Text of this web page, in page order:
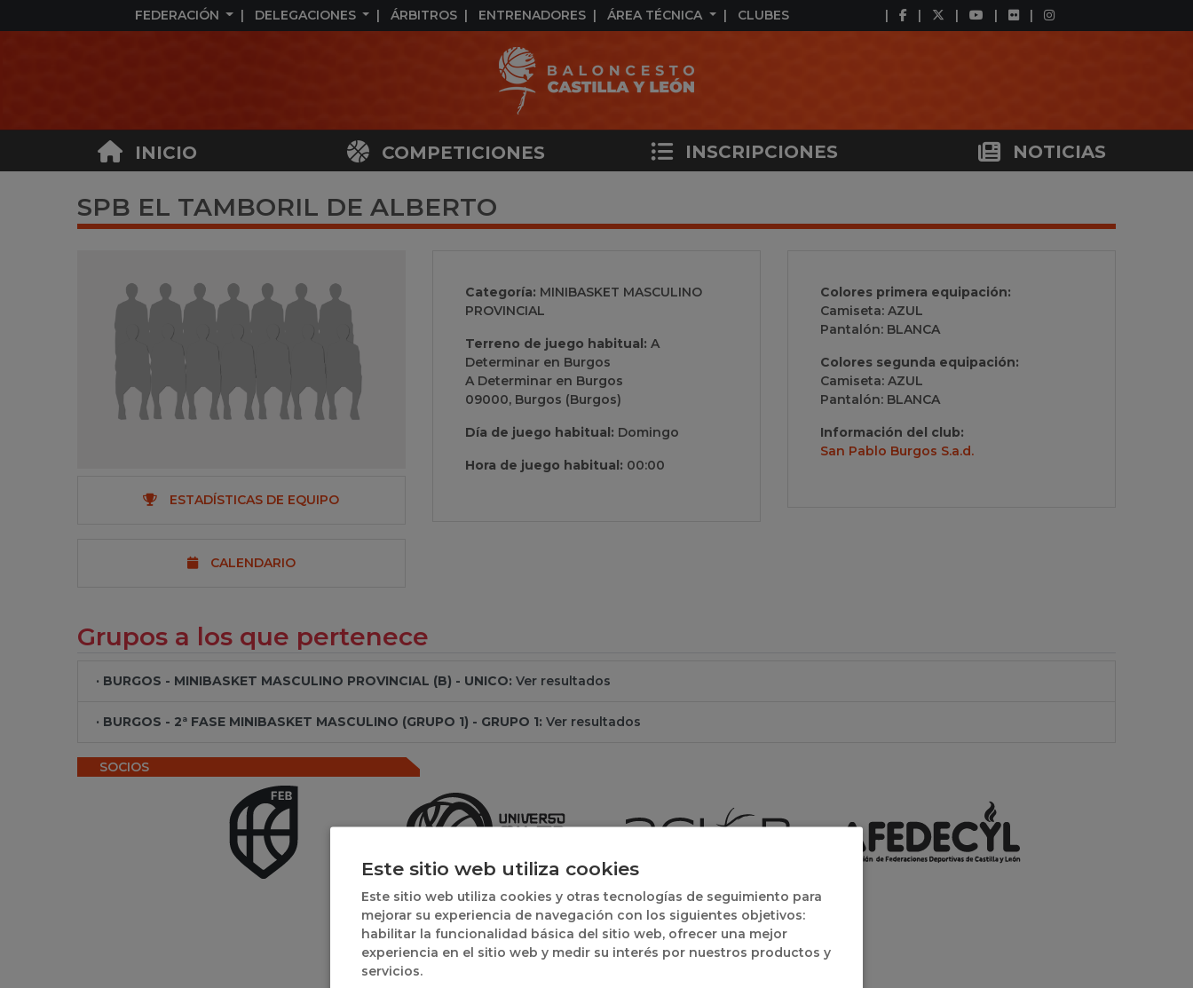
FEDERACIÓN DELEGACIONES ÁRBITROS ENTRENADORES ÁREA TÉCNICA CLUBES
INICIO COMPETICIONES INSCRIPCIONES NOTICIAS
SPB EL TAMBORIL DE ALBERTO
ESTADÍSTICAS DE EQUIPO
CALENDARIO
Categoría: MINIBASKET MASCULINO
PROVINCIAL
Terreno de juego habitual: A
Determinar en Burgos
A Determinar en Burgos
09000, Burgos (Burgos)
Día de juego habitual: Domingo
Hora de juego habitual: 00:00
Colores primera equipación:
Camiseta: AZUL
Pantalón: BLANCA
Colores segunda equipación:
Camiseta: AZUL
Pantalón: BLANCA
Información del club:
San Pablo Burgos S.a.d.
Grupos a los que pertenece
· BURGOS - MINIBASKET MASCULINO PROVINCIAL (B) - UNICO: Ver resultados
· BURGOS - 2ª FASE MINIBASKET MASCULINO (GRUPO 1) - GRUPO 1: Ver resultados
SOCIOS
Este sitio web utiliza cookies
Este sitio web utiliza cookies y otras tecnologías de seguimiento para
mejorar su experiencia de navegación con los siguientes objetivos:
habilitar la funcionalidad básica del sitio web, ofrecer una mejor
experiencia en el sitio web y medir su interés por nuestros productos y
servicios.